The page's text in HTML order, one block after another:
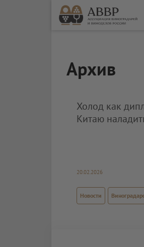
Архив
Холод как
Китаю
20.02.2026
Новости